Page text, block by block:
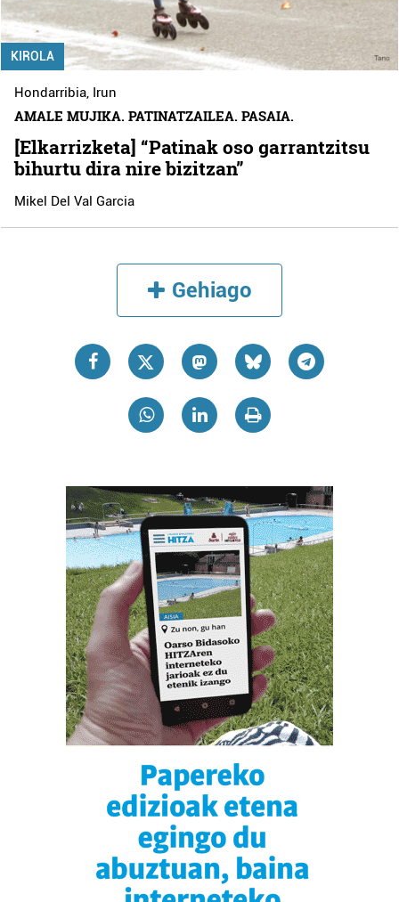
KIROLA
Hondarribia, Irun
AMALE MUJIKA. PATINATZAILEA. PASAIA.
[Elkarrizketa] “Patinak oso garrantzitsu
bihurtu dira nire bizitzan”
Mikel Del Val Garcia
Gehiago